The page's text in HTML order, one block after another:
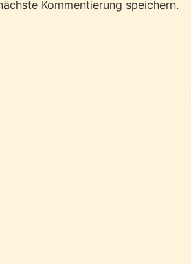
Kommentierung speichern.